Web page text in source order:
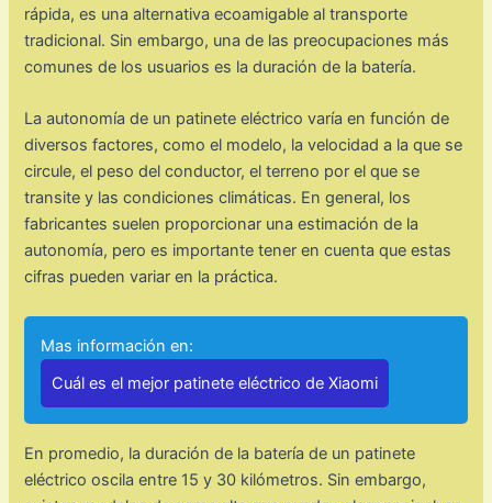
rápida, es una alternativa ecoamigable al transporte
tradicional. Sin embargo, una de las preocupaciones más
comunes de los usuarios es la duración de la batería.
La autonomía de un patinete eléctrico varía en función de
diversos factores, como el modelo, la velocidad a la que se
circule, el peso del conductor, el terreno por el que se
transite y las condiciones climáticas. En general, los
fabricantes suelen proporcionar una estimación de la
autonomía, pero es importante tener en cuenta que estas
cifras pueden variar en la práctica.
Mas información en:
Cuál es el mejor patinete eléctrico de Xiaomi
En promedio, la duración de la batería de un patinete
eléctrico oscila entre 15 y 30 kilómetros. Sin embargo,